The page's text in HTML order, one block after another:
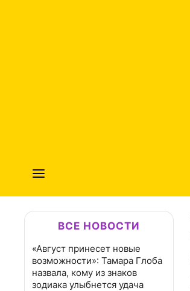
ВСЕ НОВОСТИ
«Август принесет новые
возможности»: Тамара Глоба
назвала, кому из знаков
зодиака улыбнется удача